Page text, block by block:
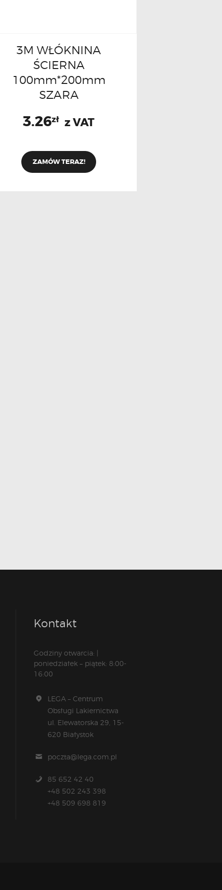
3M WŁÓKNINA
ŚCIERNA
100mm*200mm
SZARA
3.26zł z VAT
ZAMÓW TERAZ!
Kontakt
Godziny otwarcia: |
poniedziałek – piątek: 8:00-
16:00
LEGA – Centrum
Obsługi Lakiernictwa
ul. Elewatorska 29, 15-
620 Białystok
poczta@lega.com.pl
85 652 42 40
+48 502 243 398
+48 509 698 819